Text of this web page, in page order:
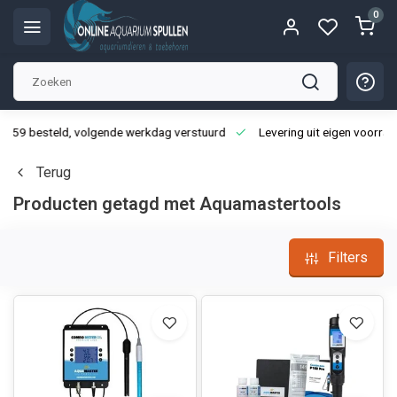
0
besteld, volgende werkdag verstuurd Levering uit eigen
Terug
Producten getagd met Aquamastertools
Filters